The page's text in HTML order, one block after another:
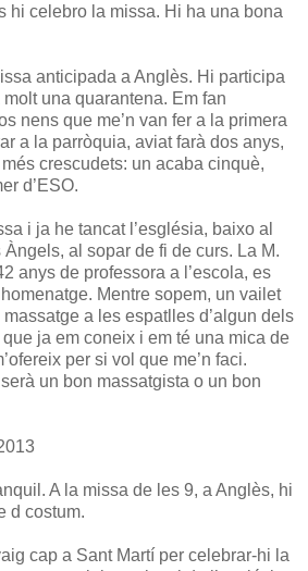
hi celebro la missa. Hi ha una bona
anticipada a Anglès. Hi participa
una quarantena. Em fan
nens que me’n van fer a la primera
a la parròquia, aviat farà dos anys,
crescudets: un acaba cinquè,
d’ESO.
i ja he tancat l’església, baixo al
al sopar de fi de curs. La M.
anys de professora a l’escola, es
Mentre sopem, un vailet
a les espatlles d’algun dels
ja em coneix i em té una mica de
per si vol que me’n faci.
un bon massatgista o un bon
A la missa de les 9, a Anglès, hi
d costum.
cap a Sant Martí per celebrar-hi la